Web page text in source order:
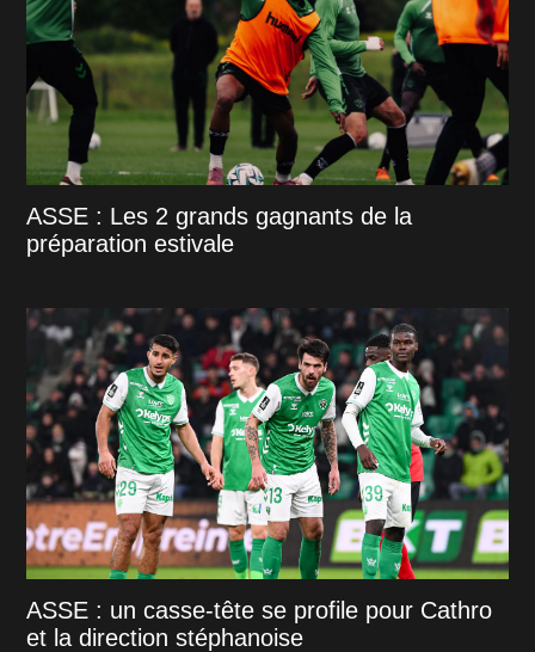
ASSE : Les 2 grands gagnants de la
préparation estivale
ASSE : un casse-tête se profile pour Cathro
et la direction stéphanoise